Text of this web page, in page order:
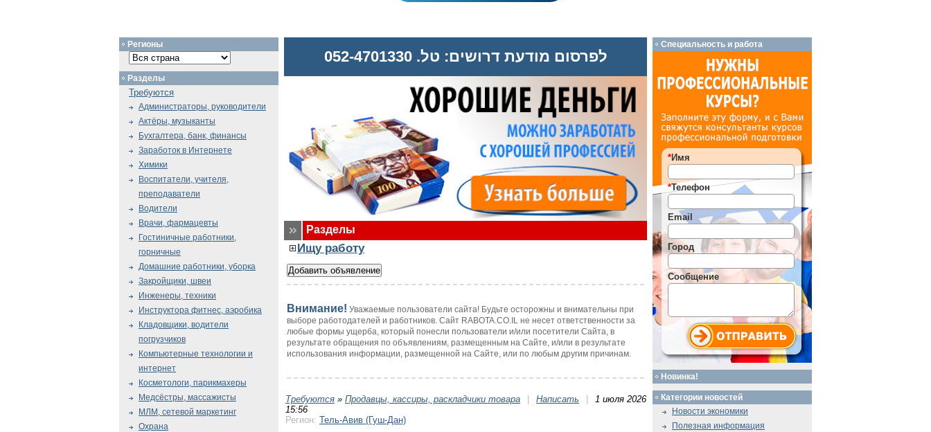
לפרסום מודעת דרושים: טל. 052-4701330
Разделы
Ищу работу
Внимание! Уважаемые пользователи сайта! Будьте осторожны и внимательны при
выборе работодателей и работников. Сайт RABOTA.CO.IL не несет ответственности за
любые формы ущерба, который понесли пользователи и/или посетители Сайта, в
результате обращения по объявлениям, размещенным на Сайте, и/или в результате
использования информации, размещенной на Сайте, или по любым другим причинам.
Требуются » Продавцы, кассиры, раскладчики товара | Написать |
1 июля 2026
15:56
Регион: Тель-Авив (Гуш-Дан)
Регионы
Разделы
Требуются
Администраторы, руководители
Актёры, музыканты
Бухгалтера, банк, финансы
Заработок в Интернете
Химики
Воспитатели, учителя,
преподаватели
Водители
Врачи, фармацевты
Гостиничные работники,
горничные
Домашние работники, уборка
Закройщики, швеи
Инженеры, техники
Инструктора фитнес, аэробика
Кладовщики, водители
погрузчиков
Компьютерные технологии и
интернет
Косметологи, парикмахеры
Медсёстры, массажисты
МЛМ, сетевой маркетинг
Охрана
Специальность и работа
*Имя
*Телефон
Email
Город
Сообщение
Новинка!
Категории новостей
Новости экономики
Полезная информация